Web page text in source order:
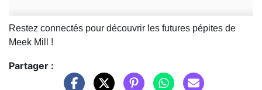
Restez connectés pour découvrir les futures pépites de
Meek Mill !
Partager :